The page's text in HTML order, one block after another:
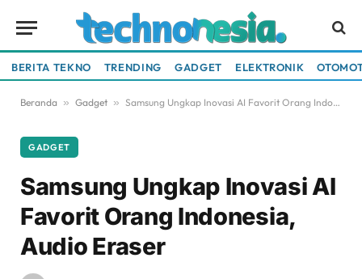
BERITA TEKNO TRENDING GADGET ELEKTRONIK
Beranda » Gadget » Samsung Ungkap Inovasi AI Favorit Orang Indonesia, Audio Eraser
GADGET
Samsung Ungkap Inovasi AI
Favorit Orang Indonesia,
Audio Eraser